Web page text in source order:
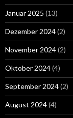
Januar 2025 (13)
Dezember 2024(2)
November 2024(2)
Oktober 2024(4)
September 2024(2)
August 2024(4)